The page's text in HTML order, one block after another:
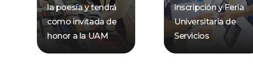
la poesía y tendrá
como invitada de
honor a la UAM
inscripción y Feria
Universitaria de
Servicios